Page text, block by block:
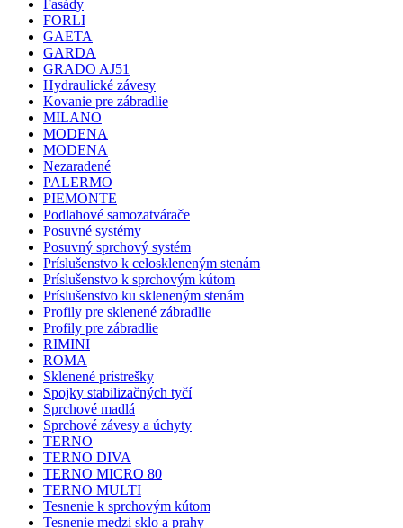
Fasády
FORLI
GAETA
GARDA
GRADO AJ51
Hydraulické závesy
Kovanie pre zábradlie
MILANO
MODENA
MODENA
Nezaradené
PALERMO
PIEMONTE
Podlahové samozatvárače
Posuvné systémy
Posuvný sprchový systém
Príslušenstvo k celoskleneným stenám
Príslušenstvo k sprchovým kútom
Príslušenstvo ku skleneným stenám
Profily pre sklenené zábradlie
Profily pre zábradlie
RIMINI
ROMA
Sklenené prístrešky
Spojky stabilizačných tyčí
Sprchové madlá
Sprchové závesy a úchyty
TERNO
TERNO DIVA
TERNO MICRO 80
TERNO MULTI
Tesnenie k sprchovým kútom
Tesnenie medzi sklo a prahy